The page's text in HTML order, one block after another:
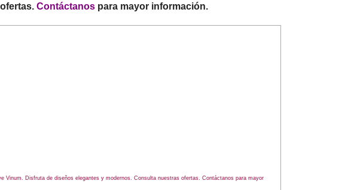
Contáctanos para mayor información.
Disfruta de diseños elegantes y modernos. Consulta nuestras ofertas. Contáctanos para mayor